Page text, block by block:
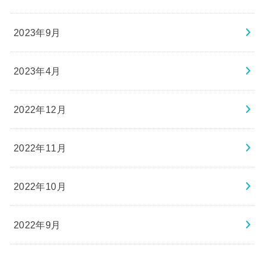
2023年9月
2023年4月
2022年12月
2022年11月
2022年10月
2022年9月